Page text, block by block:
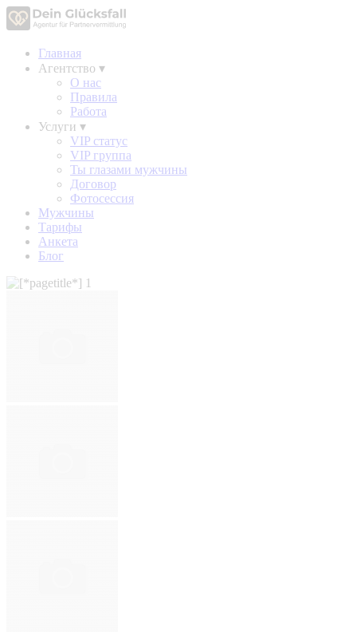
Главная
Агентство ▾
О нас
Правила
Работа
Услуги ▾
VIP статус
VIP группа
Ты глазами мужчины
Договор
Фотосессия
Мужчины
Тарифы
Анкета
Блог